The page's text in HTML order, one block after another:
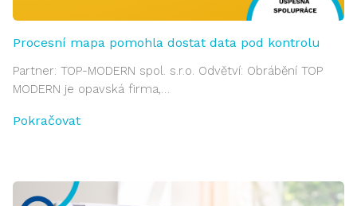
Procesní mapa pomohla dostat data pod kontrolu
Partner: TOP-MODERN spol. s.r.o. Odvětví: Obrábění TOP
MODERN je opavská firma,…
Pokračovat